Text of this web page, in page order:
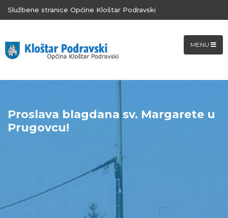
Službene stranice Općine Kloštar Podravski
MENU
Proslava blagdana sv. Margarete u
Prugovcu!